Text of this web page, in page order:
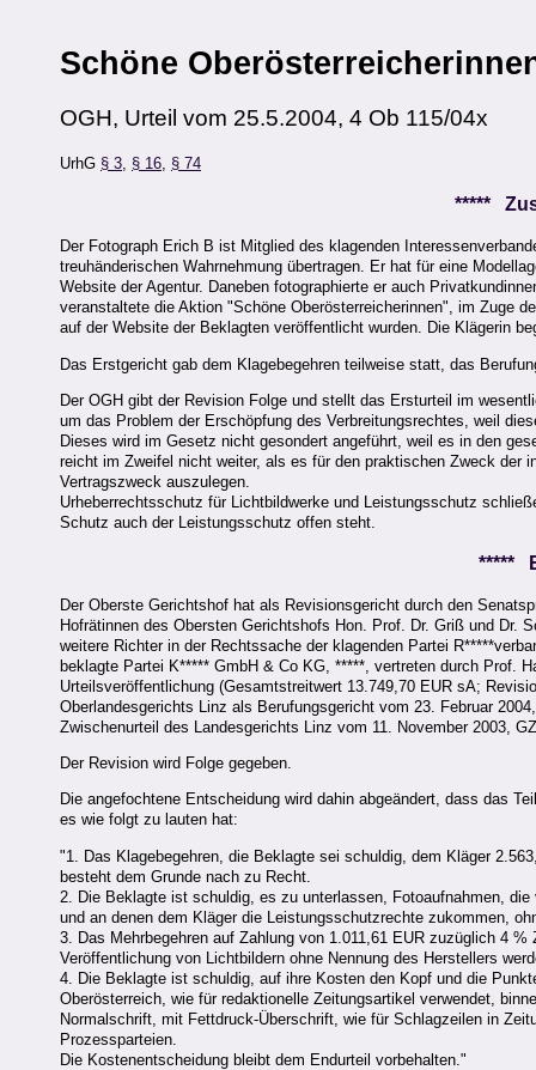
Schöne
OGH, Urteil vom 25.5.2004, 4 Ob 115/04x
UrhG § 3, § 16, § 74
*****
Der Fotograph Erich B ist Mitglied des klagenden
treuhänderischen Wahrnehmung übertragen. Er hat für eine
Website der Agentur. Daneben fotographierte er auch
veranstaltete die Aktion "Schöne Oberösterreicherinnen", im Zuge
auf der Website der Beklagten veröffentlicht wurden. Die Klägerin
Das Erstgericht gab dem Klagebegehren teilweise statt, das
Der OGH gibt der Revision Folge und stellt das Ersturteil im
um das Problem der Erschöpfung des Verbreitungsrechtes, weil
Dieses wird im Gesetz nicht gesondert angeführt, weil es in den
reicht im Zweifel nicht weiter, als es für den praktischen Zweck der
Vertragszweck auszulegen.
Urheberrechtsschutz für Lichtbildwerke und Leistungsschutz
Schutz auch der Leistungsschutz offen steht.
*****
Der Oberste Gerichtshof hat als Revisionsgericht durch den
Hofrätinnen des Obersten Gerichtshofs Hon. Prof. Dr. Griß und Dr.
weitere Richter in der Rechtssache der klagenden Partei
beklagte Partei K***** GmbH & Co KG, *****, vertreten durch Prof.
Urteilsveröffentlichung (Gesamtstreitwert 13.749,70 EUR sA;
Oberlandesgerichts Linz als Berufungsgericht vom 23. Februar
Zwischenurteil des Landesgerichts Linz vom 11. November 2003,
Der Revision wird Folge gegeben.
Die angefochtene Entscheidung wird dahin abgeändert, dass das
es wie folgt zu lauten hat:
"1. Das Klagebegehren, die Beklagte sei schuldig, dem Kläger
besteht dem Grunde nach zu Recht.
2. Die Beklagte ist schuldig, es zu unterlassen, Fotoaufnahmen,
und an denen dem Kläger die Leistungsschutzrechte zukommen,
3. Das Mehrbegehren auf Zahlung von 1.011,61 EUR zuzüglich 4
Veröffentlichung von Lichtbildern ohne Nennung des Herstellers
4. Die Beklagte ist schuldig, auf ihre Kosten den Kopf und die
Oberösterreich, wie für redaktionelle Zeitungsartikel verwendet,
Normalschrift, mit Fettdruck-Überschrift, wie für Schlagzeilen in
Prozessparteien.
Die Kostenentscheidung bleibt dem Endurteil vorbehalten."